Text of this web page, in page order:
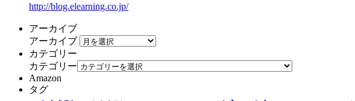
http://blog.elearning.co.jp/
アーカイブ
アーカイブ
カテゴリー
カテゴリー
Amazon
タグ